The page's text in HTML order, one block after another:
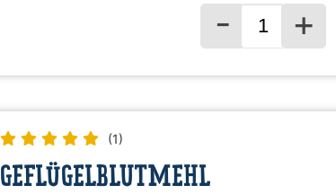
- +
(1)
GEFLÜGELBLUTMEHL